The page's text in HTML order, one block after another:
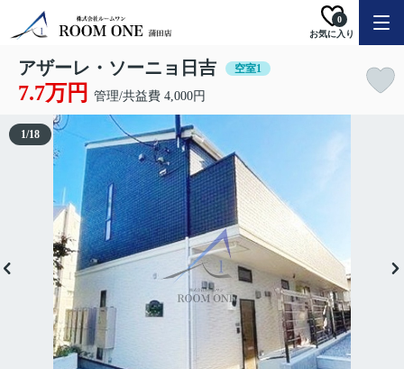
お気に入り
0
アザーレ・ソーニョ日吉 空室1
7.7万円 管理/共益費 4,000円
1/18